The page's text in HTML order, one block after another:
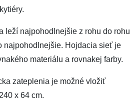
leží najpohodlnejšie z rohu do rohu
najpohodlnejšie. Hojdacia sieť je
materiálu a rovnakej farby.
zateplenia je možné vložiť
x 64 cm.